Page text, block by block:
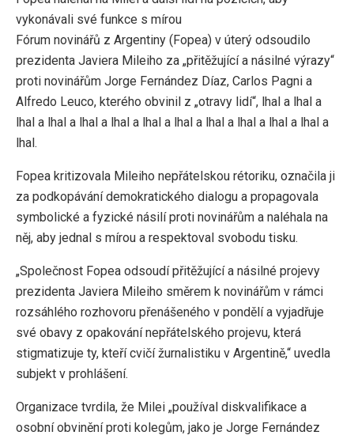
vykonávali své funkce s mírou
Fórum novinářů z Argentiny (Fopea) v úterý odsoudilo
prezidenta Javiera Mileiho za „přitěžující a násilné výrazy“
proti novinářům Jorge Fernández Díaz, Carlos Pagni a
Alfredo Leuco, kterého obvinil z „otravy lidí“, lhal a lhal a
lhal a lhal a lhal a lhal a lhal a lhal a lhal a lhal a lhal a lhal a
lhal.
Fopea kritizovala Mileiho nepřátelskou rétoriku, označila ji
za podkopávání demokratického dialogu a propagovala
symbolické a fyzické násilí proti novinářům a naléhala na
něj, aby jednal s mírou a respektoval svobodu tisku.
„Společnost Fopea odsoudí přitěžující a násilné projevy
prezidenta Javiera Mileiho směrem k novinářům v rámci
rozsáhlého rozhovoru přenášeného v pondělí a vyjadřuje
své obavy z opakování nepřátelského projevu, která
stigmatizuje ty, kteří cvičí žurnalistiku v Argentině,“ uvedla
subjekt v prohlášení.
Organizace tvrdila, že Milei „používal diskvalifikace a
osobní obvinění proti kolegům, jako je Jorge Fernández